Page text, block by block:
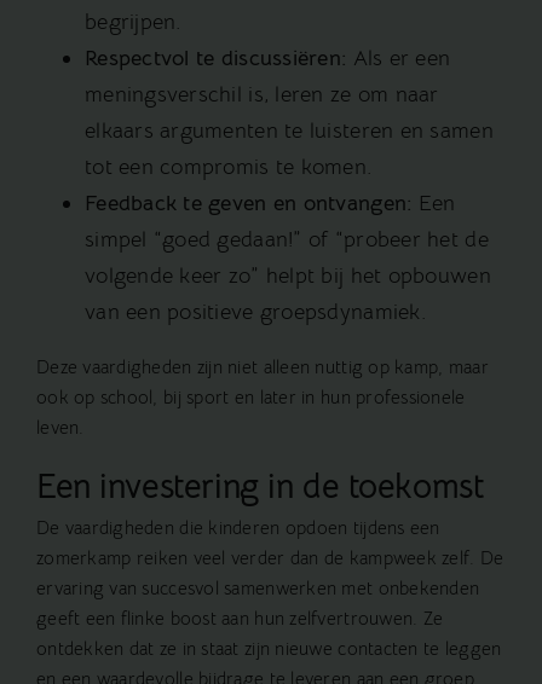
begrijpen.
Respectvol te discussiëren: Als er een
meningsverschil is, leren ze om naar
elkaars argumenten te luisteren en samen
tot een compromis te komen.
Feedback te geven en ontvangen: Een
simpel “goed gedaan!” of “probeer het de
volgende keer zo” helpt bij het opbouwen
van een positieve groepsdynamiek.
Deze vaardigheden zijn niet alleen nuttig op kamp, maar
ook op school, bij sport en later in hun professionele
leven.
Een investering in de toekomst
De vaardigheden die kinderen opdoen tijdens een
zomerkamp reiken veel verder dan de kampweek zelf. De
ervaring van succesvol samenwerken met onbekenden
geeft een flinke boost aan hun zelfvertrouwen. Ze
ontdekken dat ze in staat zijn nieuwe contacten te leggen
en een waardevolle bijdrage te leveren aan een groep.